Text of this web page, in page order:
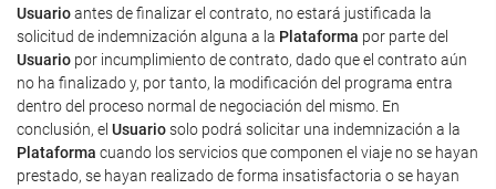
Usuarioantes de finalizar el contrato, no estará justificada la
solicitud de indemnización alguna a la Plataforma por parte del
Usuario por incumplimiento de contrato, dado que el contrato aún
no ha finalizado y, por tanto, la modificación del programa entra
dentro del proceso normal de negociación del mismo. En
conclusión, el Usuariosolo podrá solicitar una indemnización a la
Plataforma cuando los servicios que componen el viaje no se hayan
prestado, se hayan realizado de forma insatisfactoria o se hayan